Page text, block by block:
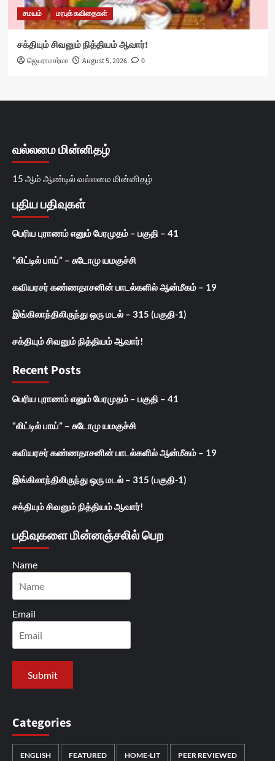
சமயம் மரபுக் கவிதைகள்
சக்தியும் சிவனும் நித்தியம் ஆவார்!
ஜெயராமசர்மா August 5, 2026 0
வல்லமை மின்னிதழ்
15 ஆம் ஆண்டில் வல்லமை மின்னிதழ்
புதிய பதிவுகள்
பெரிய புராணம் எனும் பேரமுதம் – பகுதி – 41
“லிட்டில் பாய்” – சுடோமு யமகுச்சி
கவியரசர் கண்ணதாசனின் பாடல்களில் ஆன்மீகம் – 19
இங்கிலாந்திலிருந்து ஒரு மடல் – 315 (பகுதி-1)
சக்தியும் சிவனும் நித்தியம் ஆவார்!
Recent Posts
பெரிய புராணம் எனும் பேரமுதம் – பகுதி – 41
“லிட்டில் பாய்” – சுடோமு யமகுச்சி
கவியரசர் கண்ணதாசனின் பாடல்களில் ஆன்மீகம் – 19
இங்கிலாந்திலிருந்து ஒரு மடல் – 315 (பகுதி-1)
சக்தியும் சிவனும் நித்தியம் ஆவார்!
பதிவுகளை மின்னஞ்சலில் பெற
Name
Email
Categories
ENGLISH FEATURED HOME-LIT PEER REVIEWED